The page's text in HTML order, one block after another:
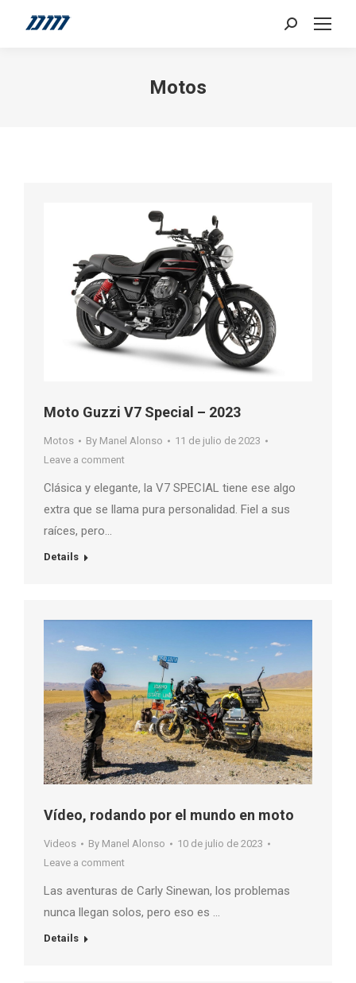
Search:
Motos
Moto Guzzi V7 Special – 2023
Motos By Manel Alonso
11 de julio de 2023
Leave a comment
Clásica y elegante, la V7 SPECIAL tiene ese algo
extra que se llama pura personalidad. Fiel a sus
raíces, pero…
Details
Vídeo, rodando por el mundo en moto
Videos By Manel Alonso
10 de julio de 2023
Leave a comment
Las aventuras de Carly Sinewan, los problemas
nunca llegan solos, pero eso es …
Details